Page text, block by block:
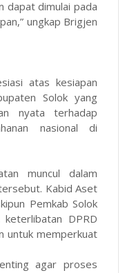
dapat dimulai pada
ungkap Brigjen
atas kesiapan
Solok yang
nyata terhadap
nasional di
muncul dalam
Kabid Aset
Pemkab Solok
DPRD
untuk memperkuat
agar proses